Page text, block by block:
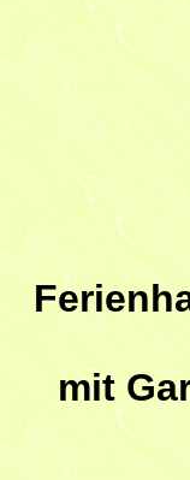
mit